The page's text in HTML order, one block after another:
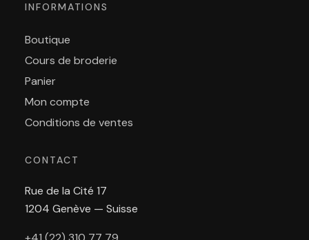
INFORMATIONS
Boutique
Cours de broderie
Panier
Mon compte
Conditions de ventes
CONTACT
Rue de la Cité 17
1204 Genève — Suisse